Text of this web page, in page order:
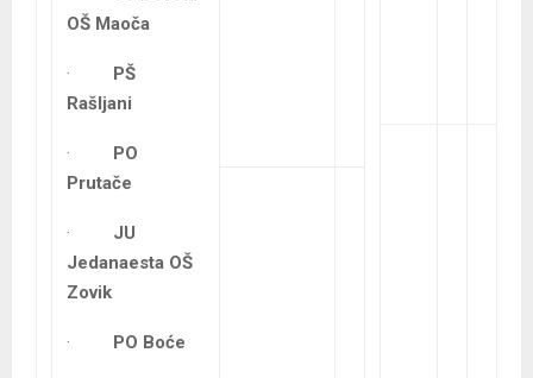
OŠ Maoča
· PŠ
Rašljani
· PO
Prutače
· JU
Jedanaesta OŠ
Zovik
· PO Boće